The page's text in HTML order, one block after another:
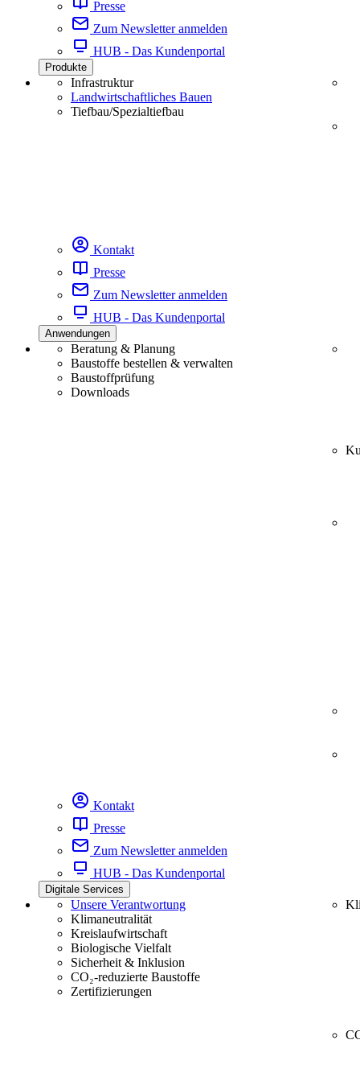
Presse
Zum Newsletter anmelden
HUB - Das Kundenportal
Produkte
Infrastruktur
Landwirtschaftliches Bauen
Tiefbau/Spezialtiefbau
Kontakt
Presse
Zum Newsletter anmelden
HUB - Das Kundenportal
Anwendungen
Beratung & Planung
Baustoffe bestellen & verwalten
Baustoffprüfung
Downloads
Kontakt
Presse
Zum Newsletter anmelden
HUB - Das Kundenportal
Digitale Services
Unsere Verantwortung
Klimaneutralität
Kreislaufwirtschaft
Biologische Vielfalt
Sicherheit & Inklusion
CO₂-reduzierte Baustoffe
Zertifizierungen